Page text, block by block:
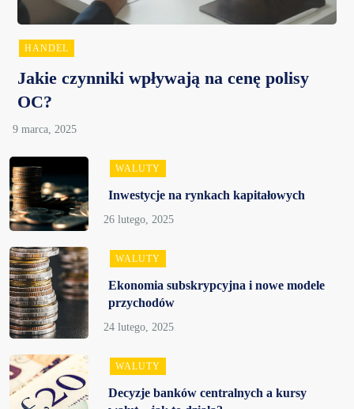
HANDEL
Jakie czynniki wpływają na cenę polisy
OC?
WALUTY
Inwestycje na rynkach kapitałowych
WALUTY
Ekonomia subskrypcyjna i nowe modele
przychodów
WALUTY
Decyzje banków centralnych a kursy